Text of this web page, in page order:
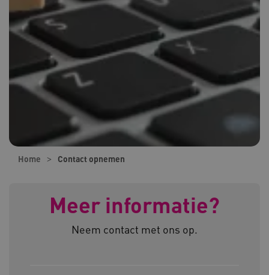
Home Contact opnemen
Meer informatie?
Neem contact met ons op.